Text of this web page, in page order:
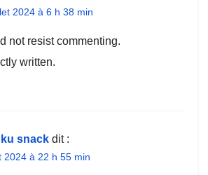
2024 à 6 h 38 min
not resist commenting.
written.
snack dit :
2024 à 22 h 55 min